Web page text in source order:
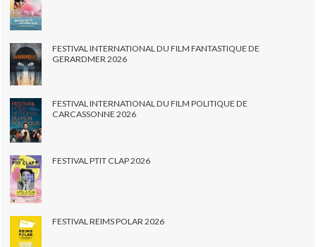
FESTIVAL INTERNATIONAL DU FILM FANTASTIQUE DE
GERARDMER 2026
FESTIVAL INTERNATIONAL DU FILM POLITIQUE DE
CARCASSONNE 2026
FESTIVAL PTIT CLAP 2026
FESTIVAL REIMS POLAR 2026